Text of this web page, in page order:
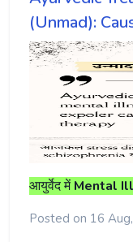
(Unmad):
आयुर्वेदमें Mental
Posted on 16